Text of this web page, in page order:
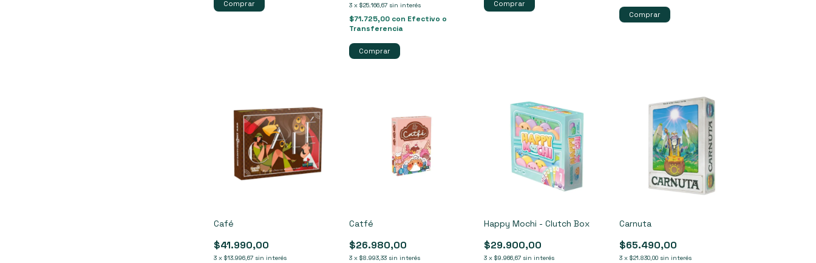
3 x $25.166,67 sin interés
$71.725,00 con Efectivo o
Transferencia
Café
$41.990,00
3 x$13.996,67 sin interés
Catfé
$26.980,00
3 x $8.993,33 sin interés
Happy Mochi - Clutch Box
$29.900,00
3 x$9.966,67 sin interés
Carnuta
$65.490,00
3 x $21.830,00 sin interés